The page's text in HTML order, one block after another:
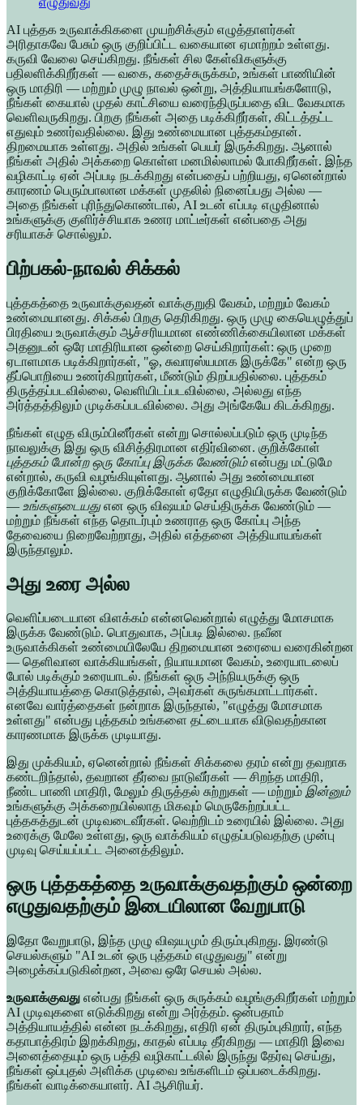
AI புத்தக உருவாக்கிகளை முயற்சிக்கும் எழுத்தாளர்கள்
அரிதாகவே பேசும் ஒரு குறிப்பிட்ட வகையான ஏமாற்றம் உள்ளது.
கருவி வேலை செய்கிறது. நீங்கள் சில கேள்விகளுக்கு
பதிலளிக்கிறீர்கள் — வகை, கதைச்சுருக்கம், உங்கள் பாணியின்
ஒரு மாதிரி — மற்றும் முழு நாவல் ஒன்று, அத்தியாயங்களோடு,
நீங்கள் கையால் முதல் காட்சியை வரைந்திருப்பதை விட வேகமாக
வெளிவருகிறது. பிறகு நீங்கள் அதை படிக்கிறீர்கள், கிட்டத்தட்ட
எதுவும் உணர்வதில்லை. இது உண்மையான புத்தகம்தான்.
திறமையாக உள்ளது. அதில் உங்கள் பெயர் இருக்கிறது. ஆனால்
நீங்கள் அதில் அக்கறை கொள்ள மனமில்லாமல் போகிறீர்கள். இந்த
வழிகாட்டி ஏன் அப்படி நடக்கிறது என்பதைப் பற்றியது, ஏனென்றால்
காரணம் பெரும்பாலான மக்கள் முதலில் நினைப்பது அல்ல —
அதை நீங்கள் புரிந்துகொண்டால், AI உடன் எப்படி எழுதினால்
உங்களுக்கு குளிர்ச்சியாக உணர மாட்டீர்கள் என்பதை அது
சரியாகச் சொல்லும்.
பிற்பகல்-நாவல் சிக்கல்
புத்தகத்தை உருவாக்குவதன் வாக்குறுதி வேகம், மற்றும் வேகம்
உண்மையானது. சிக்கல் பிறகு தெரிகிறது. ஒரு முழு கையெழுத்துப்
பிரதியை உருவாக்கும் ஆச்சரியமான எண்ணிக்கையிலான மக்கள்
அதனுடன் ஒரே மாதிரியான ஒன்றை செய்கிறார்கள்: ஒரு முறை
ஏடாளமாக படிக்கிறார்கள், "ஓ, சுவாரஸ்யமாக இருக்கே" என்ற ஒரு
தீப்பொறியை உணர்கிறார்கள், மீண்டும் திறப்பதில்லை. புத்தகம்
திருத்தப்படவில்லை, வெளியிடப்படவில்லை, அல்லது எந்த
அர்த்தத்திலும் முடிக்கப்படவில்லை. அது அங்கேயே கிடக்கிறது.
நீங்கள் எழுத விரும்பினீர்கள் என்று சொல்லப்படும் ஒரு முடிந்த
நாவலுக்கு இது ஒரு விசித்திரமான எதிர்வினை. குறிக்கோள்
புத்தகம் போன்ற ஒரு கோப்பு இருக்க வேண்டும்என்பது மட்டுமே
என்றால், கருவி வழங்கியுள்ளது. ஆனால் அது உண்மையான
குறிக்கோளே இல்லை. குறிக்கோள் ஏதோ எழுதியிருக்க வேண்டும்
— உங்களுடையதுஎன ஒரு விஷயம் செய்திருக்க வேண்டும் —
மற்றும் நீங்கள் எந்த தொடர்பும் உணராத ஒரு கோப்பு அந்த
தேவையை நிறைவேற்றாது, அதில் எத்தனை அத்தியாயங்கள்
இருந்தாலும்.
அது உரை அல்ல
வெளிப்படையான விளக்கம் என்னவென்றால் எழுத்து மோசமாக
இருக்க வேண்டும். பொதுவாக, அப்படி இல்லை. நவீன
உருவாக்கிகள் உண்மையிலேயே திறமையான உரையை வரைகின்றன
— தெளிவான வாக்கியங்கள், நியாயமான வேகம், உரையாடலைப்
போல் படிக்கும் உரையாடல். நீங்கள் ஒரு அந்நியருக்கு ஒரு
அத்தியாயத்தை கொடுத்தால், அவர்கள் சுருங்கமாட்டார்கள்.
எனவே வார்த்தைகள் நன்றாக இருந்தால், "எழுத்து மோசமாக
உள்ளது" என்பது புத்தகம் உங்களை தட்டையாக விடுவதற்கான
காரணமாக இருக்க முடியாது.
இது முக்கியம், ஏனென்றால் நீங்கள் சிக்கலை தரம் என்று தவறாக
கண்டறிந்தால், தவறான தீர்வை நாடுவீர்கள் — சிறந்த மாதிரி,
நீண்ட பாணி மாதிரி, மேலும் திருத்தல் சுற்றுகள் — மற்றும் இன்னும்
உங்களுக்கு அக்கறையில்லாத மிகவும் மெருகேற்றப்பட்ட
புத்தகத்துடன் முடிவடைவீர்கள். வெற்றிடம் உரையில் இல்லை. அது
உரைக்கு மேலே உள்ளது, ஒரு வாக்கியம் எழுதப்படுவதற்கு முன்பு
முடிவு செய்யப்பட்ட அனைத்திலும்.
ஒரு புத்தகத்தை உருவாக்குவதற்கும் ஒன்றை
எழுதுவதற்கும் இடையிலான வேறுபாடு
இதோ வேறுபாடு, இந்த முழு விஷயமும் திரும்புகிறது. இரண்டு
செயல்களும் "AI உடன் ஒரு புத்தகம் எழுதுவது" என்று
அழைக்கப்படுகின்றன, அவை ஒரே செயல் அல்ல.
உருவாக்குவது என்பது நீங்கள் ஒரு சுருக்கம் வழங்குகிறீர்கள் மற்றும்
AI முடிவுகளை எடுக்கிறது என்று அர்த்தம். ஒன்பதாம்
அத்தியாயத்தில் என்ன நடக்கிறது, எதிரி ஏன் திரும்புகிறார், எந்த
கதாபாத்திரம் இறக்கிறது, காதல் எப்படி தீர்கிறது — மாதிரி இவை
அனைத்தையும் ஒரு பத்தி வழிகாட்டலில் இருந்து தேர்வு செய்து,
நீங்கள் ஒப்புதல் அளிக்க முடிவை உங்களிடம் ஒப்படைக்கிறது.
நீங்கள் வாடிக்கையாளர். AI ஆசிரியர்.